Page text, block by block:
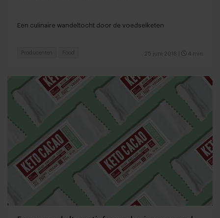
Een culinaire wandeltocht door de voedselketen
25 juni 2018 4 min
Producenten Food